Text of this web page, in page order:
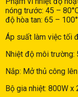
nóng trước: 45 –
độ hòa tan: 65 –
Áp suất làm việc tối
Nhiệt độ môi trường:
Nắp: Mở thủ công
Bộ gia nhiệt: 800W x